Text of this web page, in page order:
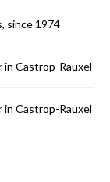
since 1974
in Castrop-Rauxel
in Castrop-Rauxel